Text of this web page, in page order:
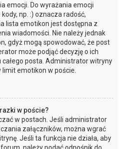
emocji. Do wyrażania emocji
np. :) oznacza radość,
lista emotikon jest dostępna z
wiadomości. Nie należy jednak
gdyż mogą spowodować, że post
może podjąć decyzję o ich
całego posta. Administrator witryny
emotikon w poście.
w poście?
w postach. Jeśli administrator
załączników, można wgrać
Jeśli ta funkcja nie działa, aby